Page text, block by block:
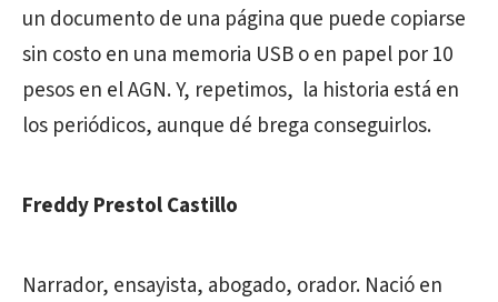
un documento de una página que puede copiarse
sin costo en una memoria USB o en papel por 10
pesos en el AGN. Y, repetimos, la historia está en
los periódicos, aunque dé brega conseguirlos.
Freddy Prestol Castillo
Narrador, ensayista, abogado, orador. Nació en